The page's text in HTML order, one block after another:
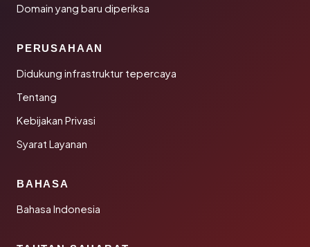
Domain yang baru diperiksa
PERUSAHAAN
Didukung infrastruktur tepercaya
Tentang
Kebijakan Privasi
Syarat Layanan
BAHASA
Bahasa Indonesia